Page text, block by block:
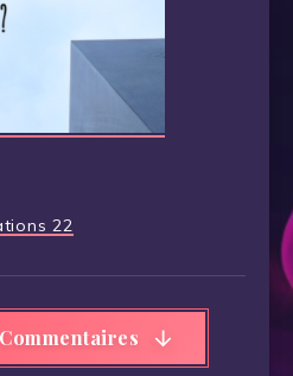
22